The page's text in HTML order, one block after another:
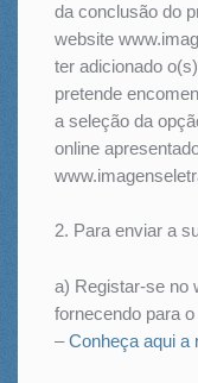
da conclusão do
website
ter adicionado
pretende
a seleção da
online
2. Para enviar a
a) Registar-se no
fornecendo para
–Conheça aqui a